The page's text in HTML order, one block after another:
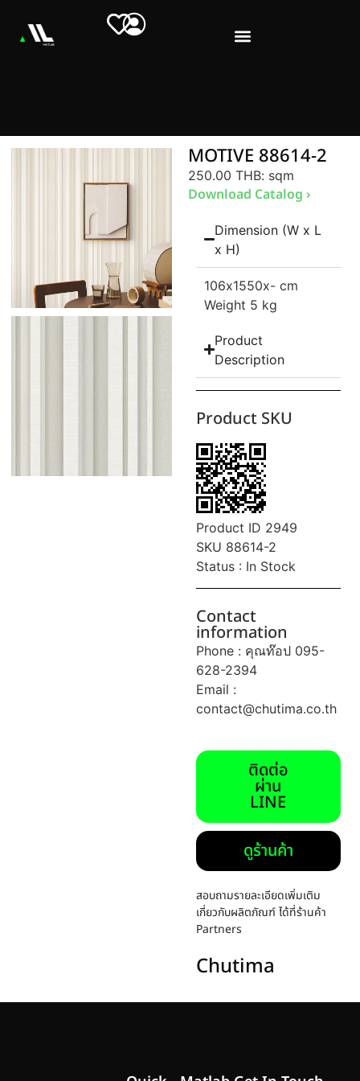
MOTIVE 88614-2
250.00 THB: sqm
Download Catalog ›
Dimension (W x L
x H)
106x1550x- cm
Weight 5 kg
Product
Description
Product SKU
Product ID 2949
SKU 88614-2
Status : In Stock
Contact
information
Phone : คุณท๊อป 095-
628-2394
Email :
contact@chutima.co.th
ติดต่อ
ผ่าน
LINE
ดูร้านค้า
สอบถามรายละเอียดเพิ่มเติม
เกี่ยวกับผลิตภัณฑ์ ได้ที่ร้านค้า
Partners
Chutima